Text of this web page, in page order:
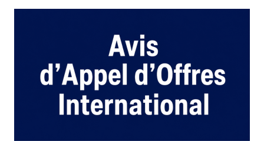
l’article